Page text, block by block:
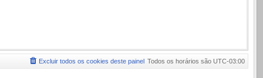
Todos os horários são UTC-03:00
Excluir todos os cookies deste painel